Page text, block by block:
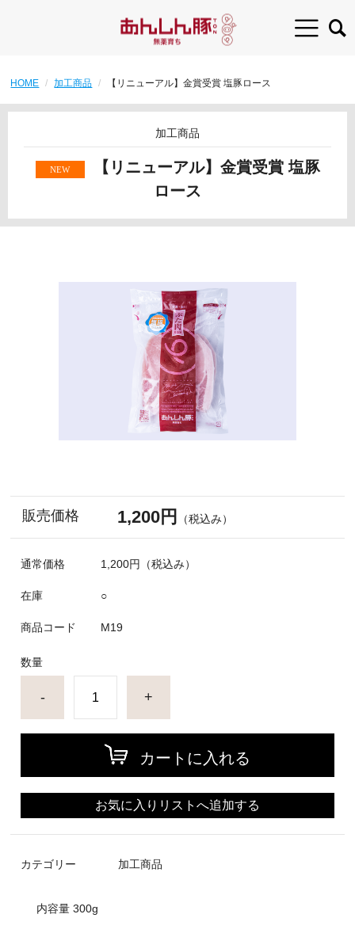
HOME 加工商品 【リニューアル】金賞受賞 塩豚ロース
加工商品
【リニューアル】金賞受賞 塩豚
ロース
販売価格 1,200円 （税込み）
通常価格 1,200円 （税込み）
在庫 ○
商品コード M19
数量
- +
カートに入れる
お気に入りリストへ追加する
カテゴリー 加工商品
内容量 300g